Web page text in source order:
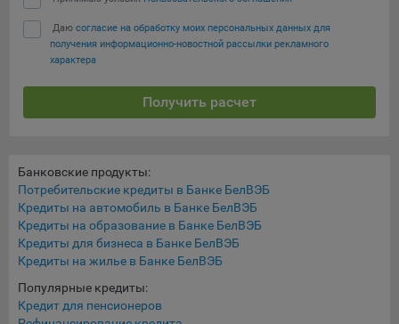
используется для обеспечения корректной работы сайта.
Компании, которой мы поручаем обработку данных для
данной цели:
Сервис хранения информации, предоставляемый
компанией, согласно договора аренды ООО «Рэкун
Рекламные Cookie
Отключение рекламных cookie-файлы не позволит
принимать меры по совершенствованию работы
Сайта, исходя из предпочтений пользователя, а также
осуществлять подбор рекламы, иных рекламных
материалов по наиболее актуальному, подходящему
Даю согласие на обработку моих персональных данных для
получения информационно-новостной рассылки рекламного
характера
Получить расчет
Банковские продукты:
Потребительские кредиты в Банке БелВЭБ
Кредиты на автомобиль в Банке БелВЭБ
Кредиты на образование в Банке БелВЭБ
Кредиты для бизнеса в Банке БелВЭБ
Кредиты на жилье в Банке БелВЭБ
Популярные кредиты:
Кредит для пенсионеров